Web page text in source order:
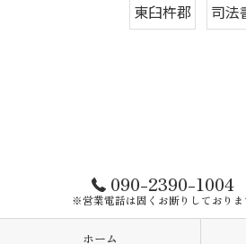
東臼杵郡 司法
090-2390-1004
※営業電話は固くお断りしておりま
ホーム